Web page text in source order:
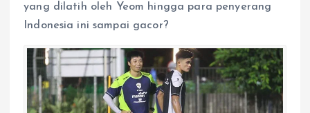
yang dilatih oleh Yeom hingga para penyerang
Indonesia ini sampai gacor?